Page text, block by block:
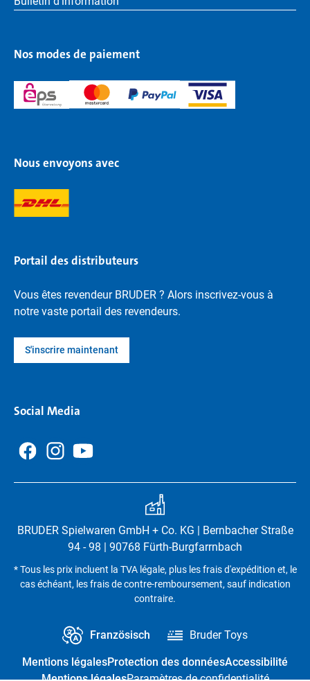
Nos modes de paiement
Nous envoyons avec
Portail des distributeurs
Vous êtes revendeur BRUDER ? Alors inscrivez-vous à
notre vaste portail des revendeurs.
S'inscrire maintenant
Social Media
BRUDER Spielwaren GmbH + Co. KG | Bernbacher Straße
94 - 98 | 90768 Fürth-Burgfarrnbach
* Tous les prix incluent la TVA légale, plus les frais d'expédition et, le
cas échéant, les frais de contre-remboursement, sauf indication
contraire.
Französisch Bruder Toys
Mentions légalesProtection des donnéesAccessibilité